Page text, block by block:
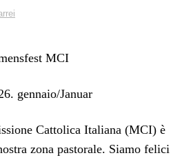
MCI
gennaio/Januar
Cat­toli­ca Ital­iana (MCI) è
zona pas­torale. Siamo feli­ci